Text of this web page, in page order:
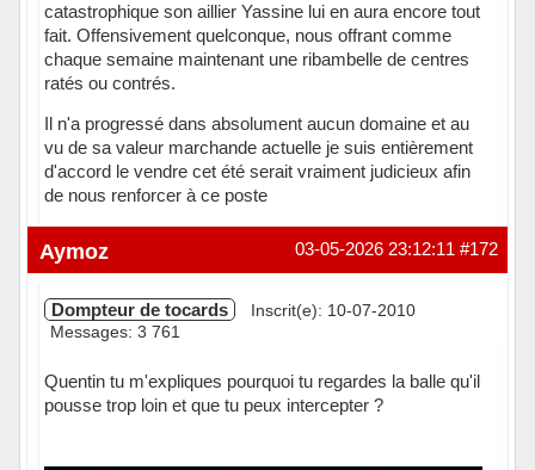
catastrophique son aillier Yassine lui en aura encore tout
fait. Offensivement quelconque, nous offrant comme
chaque semaine maintenant une ribambelle de centres
ratés ou contrés.
Il n'a progressé dans absolument aucun domaine et au
vu de sa valeur marchande actuelle je suis entièrement
d'accord le vendre cet été serait vraiment judicieux afin
de nous renforcer à ce poste
Hors ligne #172
03-05-2026 23:12:11
Aymoz
Dompteur de tocards
Inscrit(e): 10-07-2010
Messages: 3 761
Quentin tu m'expliques pourquoi tu regardes la balle qu'il
pousse trop loin et que tu peux intercepter ?